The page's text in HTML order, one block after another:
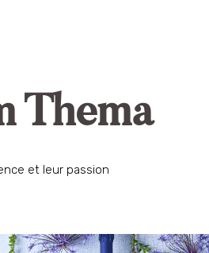
Thema
et leur passion